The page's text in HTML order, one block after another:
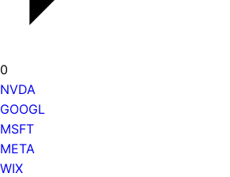
0
NVDA
GOOGL
MSFT
META
WIX